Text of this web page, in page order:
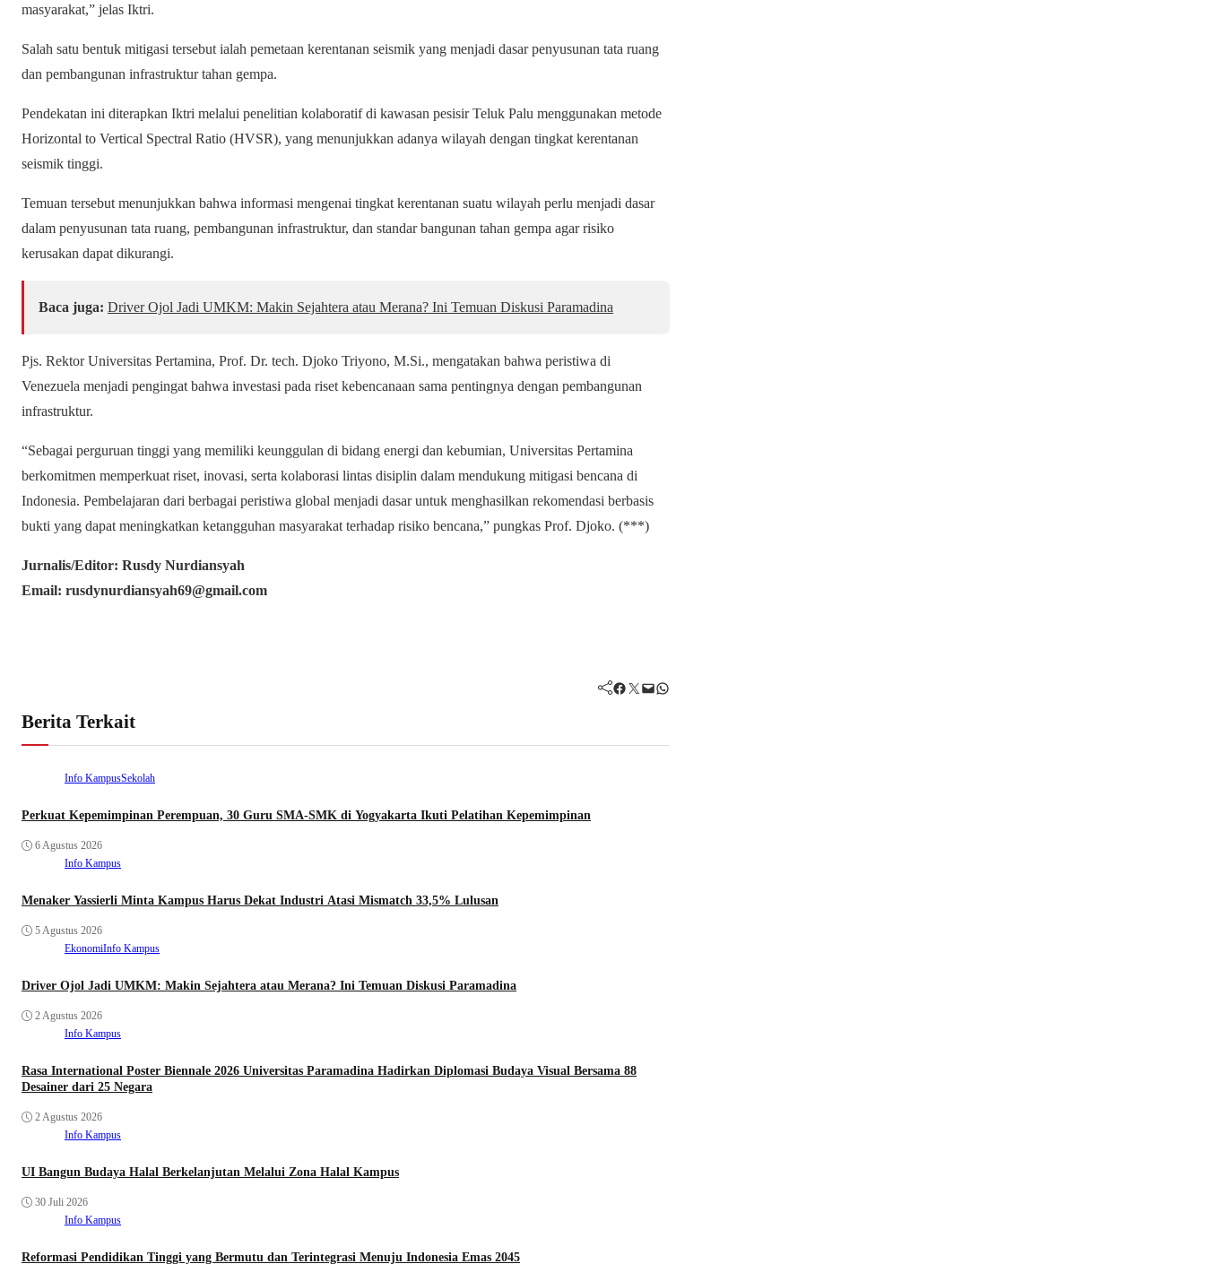
masyarakat,” jelas Iktri.
Salah satu bentuk mitigasi tersebut ialah pemetaan kerentanan seismik yang menjadi dasar penyusunan tata ruang
dan pembangunan infrastruktur tahan gempa.
Pendekatan ini diterapkan Iktri melalui penelitian kolaboratif di kawasan pesisir Teluk Palu menggunakan metode
Horizontal to Vertical Spectral Ratio (HVSR), yang menunjukkan adanya wilayah dengan tingkat kerentanan
seismik tinggi.
Temuan tersebut menunjukkan bahwa informasi mengenai tingkat kerentanan suatu wilayah perlu menjadi dasar
dalam penyusunan tata ruang, pembangunan infrastruktur, dan standar bangunan tahan gempa agar risiko
kerusakan dapat dikurangi.
Baca juga: Driver Ojol Jadi UMKM: Makin Sejahtera atau Merana? Ini Temuan Diskusi Paramadina
Pjs. Rektor Universitas Pertamina, Prof. Dr. tech. Djoko Triyono, M.Si., mengatakan bahwa peristiwa di
Venezuela menjadi pengingat bahwa investasi pada riset kebencanaan sama pentingnya dengan pembangunan
infrastruktur.
“Sebagai perguruan tinggi yang memiliki keunggulan di bidang energi dan kebumian, Universitas Pertamina
berkomitmen memperkuat riset, inovasi, serta kolaborasi lintas disiplin dalam mendukung mitigasi bencana di
Indonesia. Pembelajaran dari berbagai peristiwa global menjadi dasar untuk menghasilkan rekomendasi berbasis
bukti yang dapat meningkatkan ketangguhan masyarakat terhadap risiko bencana,” pungkas Prof. Djoko. (***)
Jurnalis/Editor: Rusdy Nurdiansyah
Email: rusdynurdiansyah69@gmail.com
Facebook Twitter Mail WhatsApp
Berita Terkait
Info KampusSekolah
Perkuat Kepemimpinan Perempuan, 30 Guru SMA-SMK di Yogyakarta Ikuti Pelatihan Kepemimpinan
6 Agustus 2026
Info Kampus
Menaker Yassierli Minta Kampus Harus Dekat Industri Atasi Mismatch 33,5% Lulusan
5 Agustus 2026
EkonomiInfo Kampus
Driver Ojol Jadi UMKM: Makin Sejahtera atau Merana? Ini Temuan Diskusi Paramadina
2 Agustus 2026
Info Kampus
Rasa International Poster Biennale 2026 Universitas Paramadina Hadirkan Diplomasi Budaya Visual Bersama 88
Desainer dari 25 Negara
2 Agustus 2026
Info Kampus
UI Bangun Budaya Halal Berkelanjutan Melalui Zona Halal Kampus
30 Juli 2026
Info Kampus
Reformasi Pendidikan Tinggi yang Bermutu dan Terintegrasi Menuju Indonesia Emas 2045